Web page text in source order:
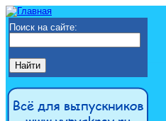
Поиск на сайте: